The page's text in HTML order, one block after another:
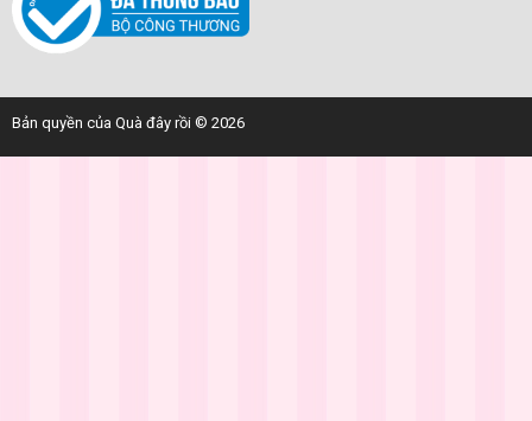
Bản quyền của Quà đây rồi © 2026